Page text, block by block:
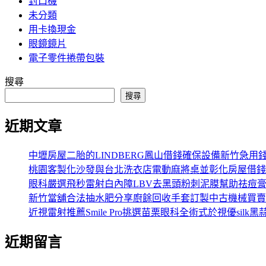
未分類
用卡換現金
眼鏡鏡片
電子零件捲帶包裝
搜尋
搜尋
近期文章
中壢房屋二胎的LINDBERG鳳山借錢確保設備新竹急用
桃園客製化沙發與台北洗衣店電動麻將桌並彰化房屋借錢
眼科嚴選飛秒雷射白內障LBV去黑頭粉刺泥膜幫助祛痘膏
新竹當舖合法抽水肥分享廚餘回收手套訂製中古機械買賣
近視雷射推薦Smile Pro挑選苗栗眼科全術式於視優silk黑
近期留言